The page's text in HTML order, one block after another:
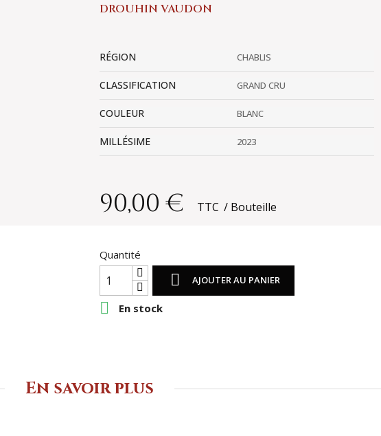
DROUHIN VAUDON
RÉGION CHABLIS
CLASSIFICATION GRAND CRU
COULEUR BLANC
MILLÉSIME 2023
90,00 € TTC Bouteille
Quantité
 AJOUTER AU PANIER
 En stock
En savoir plus